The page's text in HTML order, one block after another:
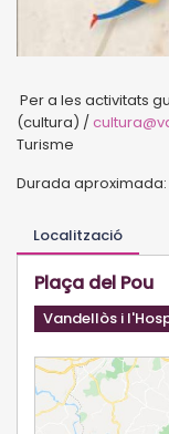
Per a les activitats
(cultura) /
Turisme
Durada aproximada:
Localització
Plaça del Pou
Vandellòs i